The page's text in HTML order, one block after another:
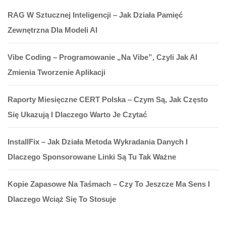
RAG W Sztucznej Inteligencji – Jak Działa Pamięć
Zewnętrzna Dla Modeli AI
Vibe Coding – Programowanie „na Vibe”, Czyli Jak AI
Zmienia Tworzenie Aplikacji
Raporty Miesięczne CERT Polska – Czym Są, Jak Często
Się Ukazują I Dlaczego Warto Je Czytać
InstallFix – Jak Działa Metoda Wykradania Danych I
Dlaczego Sponsorowane Linki Są Tu Tak Ważne
Kopie Zapasowe Na Taśmach – Czy To Jeszcze Ma Sens I
Dlaczego Wciąż Się To Stosuje